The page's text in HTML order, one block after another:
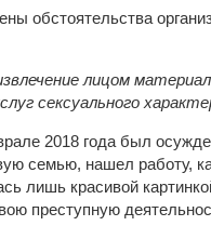
обстоятельства
лицом
сексуального
2018 года был
семью, нашел работу,
лишь красивой
преступную